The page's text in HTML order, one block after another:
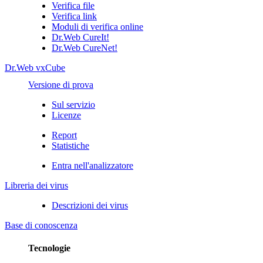
Verifica file
Verifica link
Moduli di verifica online
Dr.Web CureIt!
Dr.Web CureNet!
Dr.Web vxCube
Versione di prova
Sul servizio
Licenze
Report
Statistiche
Entra nell'analizzatore
Libreria dei virus
Descrizioni dei virus
Base di conoscenza
Tecnologie